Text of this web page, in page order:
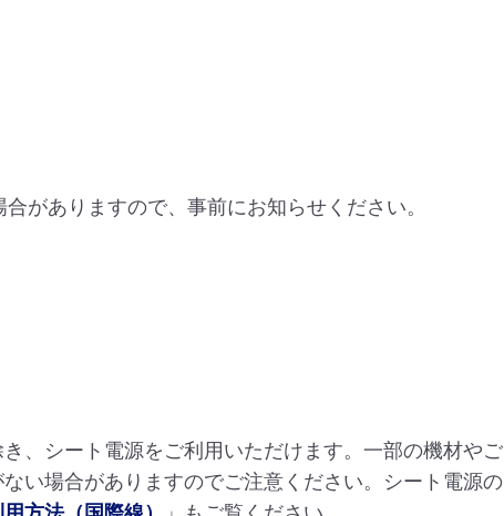
がありますので、事前にお知らせください。
、シート電源をご利用いただけます。一部の機材やご
い場合がありますのでご注意ください。シート電源の